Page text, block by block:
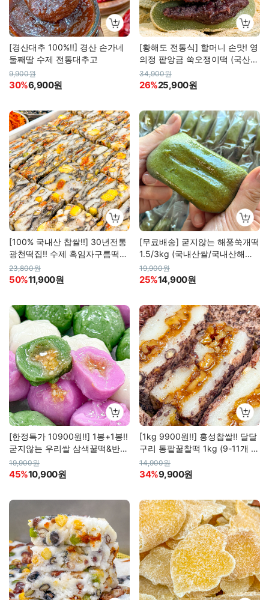
[경산대추 100%!!] 경산 손가네
둘째딸 수제 전통대추고
9,900원
30%6,900원
[황해도 전통식] 할머니 손맛! 영
의정 팥앙금 쑥오쟁이떡 (국산쌀
100%)
34,900원
26%25,900원
[100% 국내산 찹쌀!!] 30년전통
광천떡집!! 수제 흑임자구름떡
(당일생산)
23,800원
50%11,900원
[무료배송] 굳지않는 해풍쑥개떡
1.5/3kg (국내산쌀/국내산해풍
쑥100% 사용)
19,900원
25%14,900원
[한정특가 10900원!!] 1봉+1봉!!
굳지않는 우리쌀 삼색꿀떡&반달
떡
19,900원
45%10,900원
[1kg 9900원!!] 홍성찹쌀!! 달달
구리 통팥꿀찰떡 1kg (9-11개 내
외)
14,900원
34%9,900원